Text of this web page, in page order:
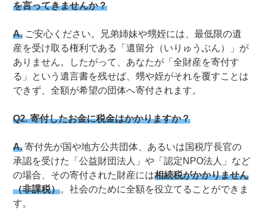
を言ってきませんか？
A. ご安心ください。兄弟姉妹や甥姪には、最低限の遺
産を受け取る権利である「遺留分（いりゅうぶん）」が
ありません。したがって、あなたが「全財産を寄付す
る」という遺言書を残せば、甥や姪がそれを覆すことは
できず、全額が希望の団体へ寄付されます。
Q2. 寄付したお金に税金はかかりますか？
A. 寄付先が国や地方公共団体、あるいは国税庁長官の
承認を受けた「公益財団法人」や「認定NPO法人」など
の場合、その寄付された財産には相続税がかかりません
（非課税）。社会のために全額を役立てることができま
す。